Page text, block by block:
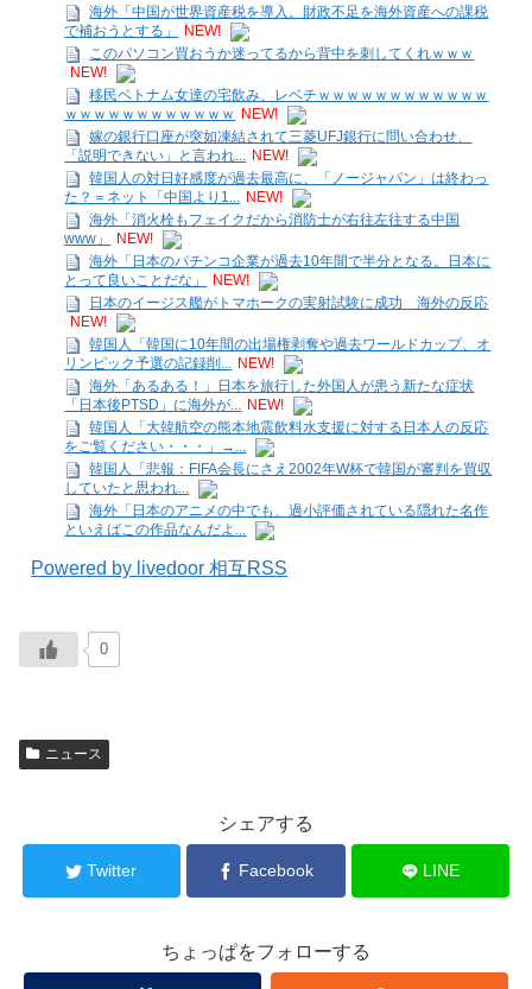
海外「中国が世界資産税を導入。財政不足を海外資産への課税
で補おうとする」
NEW!
このパソコン買おうか迷ってるから背中を刺してくれｗｗｗ
NEW!
移民ベトナム女達の宅飲み、レベチｗｗｗｗｗｗｗｗｗｗｗｗ
ｗｗｗｗｗｗｗｗｗｗｗｗ
NEW!
嫁の銀行口座が突如凍結されて三菱UFJ銀行に問い合わせ、
「説明できない」と言われ... NEW!
韓国人の対日好感度が過去最高に、「ノージャパン」は終わっ
た？＝ネット「中国より1... NEW!
海外「消火栓もフェイクだから消防士が右往左往する中国
www」
NEW!
海外「日本のパチンコ企業が過去10年間で半分となる。日本に
とって良いことだな」
NEW!
日本のイージス艦がトマホークの実射試験に成功 海外の反応
NEW!
韓国人「韓国に10年間の出場権剥奪や過去ワールドカップ、オ
リンピック予選の記録削... NEW!
海外「あるある！」日本を旅行した外国人が患う新たな症状
「日本後PTSD」に海外が... NEW!
韓国人「大韓航空の熊本地震飲料水支援に対する日本人の反応
をご覧ください・・・」→...
韓国人「悲報：FIFA会長にさえ2002年W杯で韓国が審判を買収
していたと思われ...
海外「日本のアニメの中でも、過小評価されている隠れた名作
といえばこの作品なんだよ...
Powered by livedoor 相互RSS
0
ニュース
シェアする
Twitter Facebook LINE
ちょっぱをフォローする